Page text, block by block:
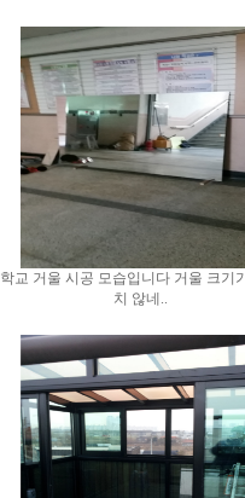
학교 거울 시공 모습입니다 거울 크기
치 않네..